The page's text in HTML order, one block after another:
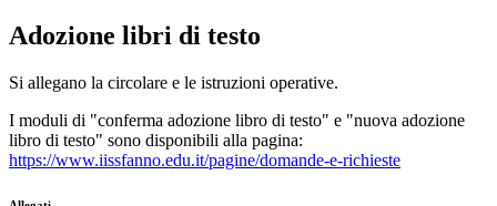
Adozione libri di testo
Si allegano la circolare e le istruzioni operative.
I moduli di "conferma adozione libro di testo" e "nuova adozione
libro di testo" sono disponibili alla pagina:
https://www.iissfanno.edu.it/pagine/domande-e-richieste